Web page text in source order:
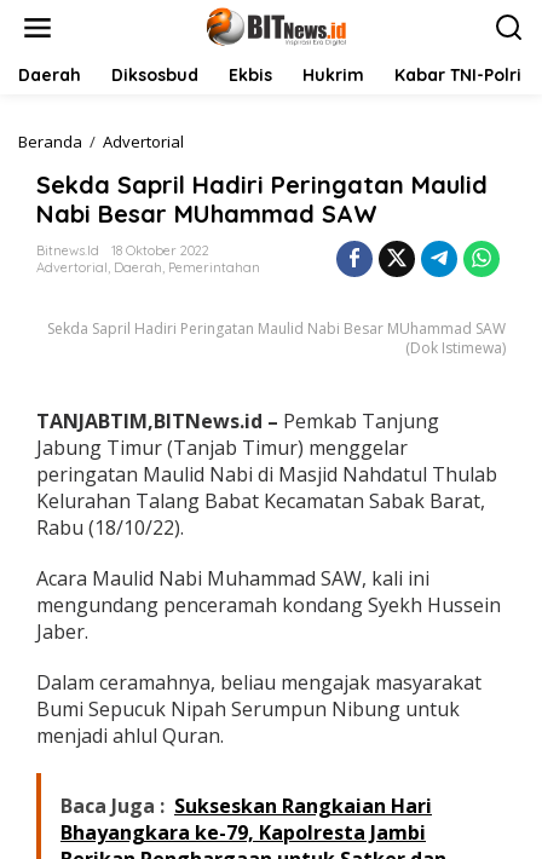
Daerah Diksosbud Ekbis Hukrim Kabar TNI-Polri
Beranda / Advertorial
d
a
S
a
d
i
r
P
i
n
a
n
M
l
i
d
Sekda Sapril Hadiri Peringatan Maulid
Nabi Besar MUhammad SAW
Bitnews.id
18 Oktober 2022
Advertorial, Daerah, Pemerintahan
Sekda Sapril Hadiri Peringatan Maulid Nabi Besar MUhammad SAW
(Dok Istimewa)
TANJABTIM,BITNews.id – Pemkab Tanjung
Jabung Timur (Tanjab Timur) menggelar
peringatan Maulid Nabi di Masjid Nahdatul Thulab
Kelurahan Talang Babat Kecamatan Sabak Barat,
Rabu (18/10/22).
Acara Maulid Nabi Muhammad SAW, kali ini
mengundang penceramah kondang Syekh Hussein
Jaber.
Dalam ceramahnya, beliau mengajak masyarakat
Bumi Sepucuk Nipah Serumpun Nibung untuk
menjadi ahlul Quran.
Baca Juga : Sukseskan Rangkaian Hari
Bhayangkara ke-79, Kapolresta Jambi